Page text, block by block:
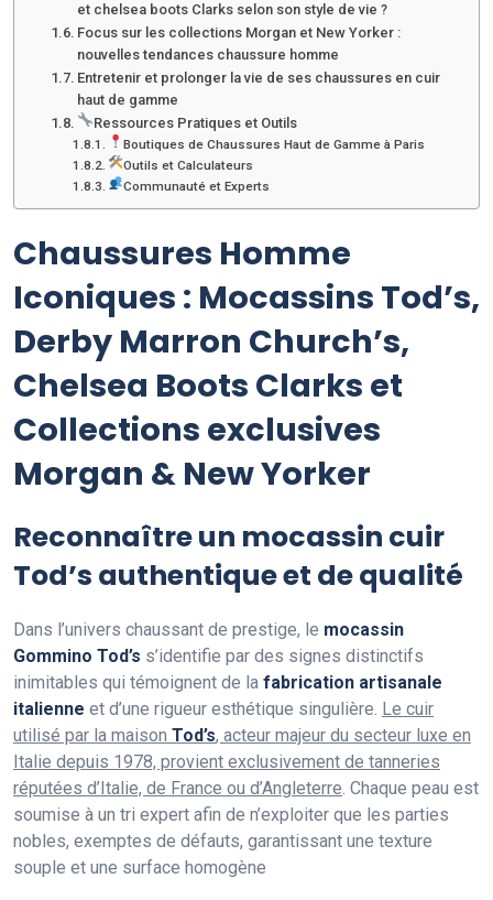
et chelsea boots Clarks selon son style de vie ?
Focus sur les collections Morgan et New Yorker :
nouvelles tendances chaussure homme
Entretenir et prolonger la vie de ses chaussures en cuir
haut de gamme
Ressources Pratiques et Outils
Boutiques de Chaussures Haut de Gamme à Paris
Outils et Calculateurs
Communauté et Experts
Chaussures Homme
Iconiques : Mocassins Tod’s,
Derby Marron Church’s,
Chelsea Boots Clarks et
Collections exclusives
Morgan & New Yorker
Reconnaître un mocassin cuir
Tod’s authentique et de qualité
Dans l’univers chaussant de prestige, le mocassin
Gommino Tod’s s’identifie par des signes distinctifs
inimitables qui témoignent de la fabrication artisanale
italienne et d’une rigueur esthétique singulière. Le cuir
utilisé par la maison Tod’s, acteur majeur du secteur luxe en
Italie depuis 1978, provient exclusivement de tanneries
réputées d’Italie, de France ou d’Angleterre. Chaque peau est
soumise à un tri expert afin de n’exploiter que les parties
nobles, exemptes de défauts, garantissant une texture
souple et une surface homogène